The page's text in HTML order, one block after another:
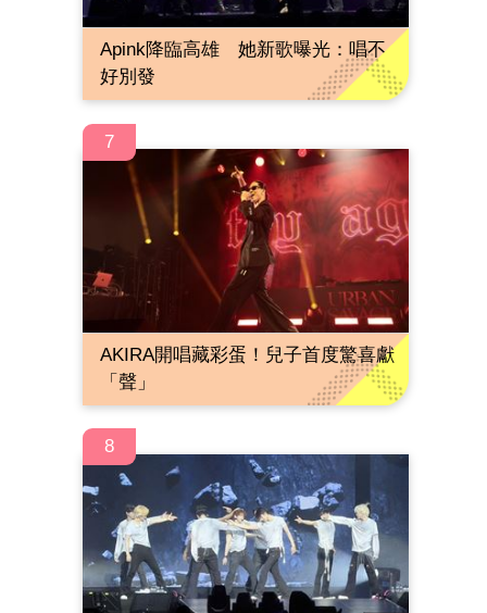
Apink降臨高雄 她新歌曝光：唱不
好別發
7
AKIRA開唱藏彩蛋！兒子首度驚喜獻
「聲」
8